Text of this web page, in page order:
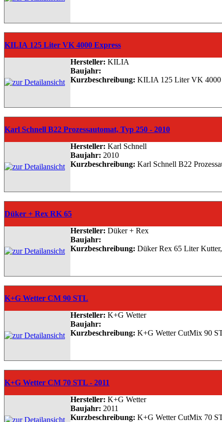
KILIA 125 Liter VK 4000 Express
Hersteller: KILIA
Baujahr:
Kurzbeschreibung: KILIA 125 Liter VK 4000
Karl Schnell B22 Prozessautomat, Typ 250 - 2010
Hersteller: Karl Schnell
Baujahr: 2010
Kurzbeschreibung: Karl Schnell B22
Düker + Rex RK 65
Hersteller: Düker + Rex
Baujahr:
Kurzbeschreibung: Düker Rex 65 Liter Kutter,
K+G Wetter CM 90 STL
Hersteller: K+G Wetter
Baujahr:
Kurzbeschreibung: K+G Wetter CutMix 90
K+G Wetter CM 70 STL - 2011
Hersteller: K+G Wetter
Baujahr: 2011
Kurzbeschreibung: K+G Wetter CutMix 70